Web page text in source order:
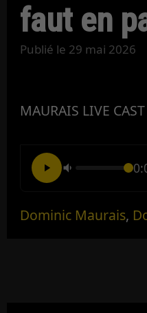
faut en
Publié le 29 mai 2026
MAURAIS LIVE
Dominic Maurais,